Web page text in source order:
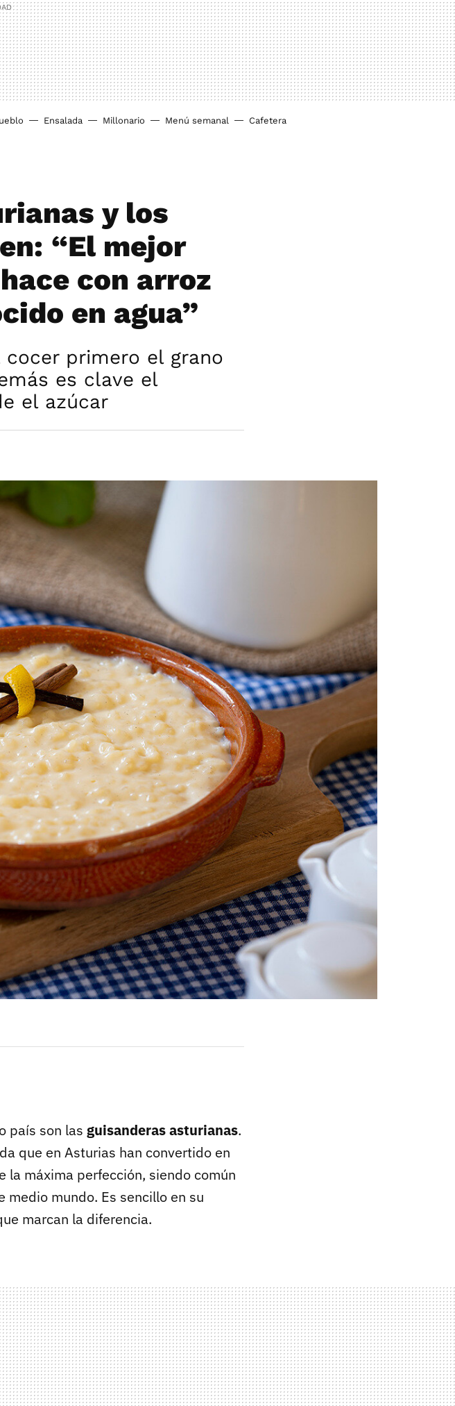
Ensalada Millonario Menú semanal Cafetera
y los
“El mejor
con arroz
en agua”
primero el grano
es clave el
el azúcar
país son las guisanderas asturianas.
que en Asturias han convertido en
la máxima perfección, siendo común
medio mundo. Es sencillo en su
marcan la diferencia.